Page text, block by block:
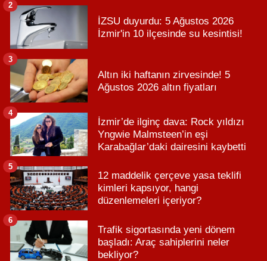
İZSU duyurdu: 5 Ağustos 2026
İzmir'in 10 ilçesinde su kesintisi!
2
Altın iki haftanın zirvesinde! 5
Ağustos 2026 altın fiyatları
3
İzmir’de ilginç dava: Rock yıldızı
Yngwie Malmsteen’in eşi
Karabağlar’daki dairesini kaybetti
4
12 maddelik çerçeve yasa teklifi
kimleri kapsıyor, hangi
düzenlemeleri içeriyor?
5
Trafik sigortasında yeni dönem
başladı: Araç sahiplerini neler
bekliyor?
6